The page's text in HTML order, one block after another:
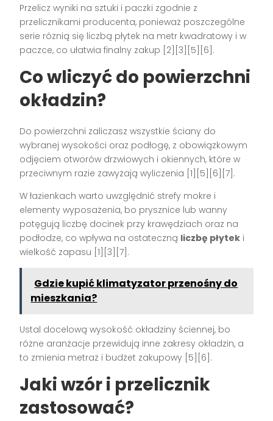
Przelicz wyniki na sztuki i paczki zgodnie z
przelicznikami producenta, ponieważ poszczególne
serie różnią się liczbą płytek na metr kwadratowy i w
paczce, co ułatwia finalny zakup [2][3][5][6].
Co wliczyć do powierzchni
okładzin?
Do powierzchni zaliczasz wszystkie ściany do
wybranej wysokości oraz podłogę, z obowiązkowym
odjęciem otworów drzwiowych i okiennych, które w
przeciwnym razie zawyżają wyliczenia [1][5][6][7].
W łazienkach warto uwzględnić strefy mokre i
elementy wyposażenia, bo prysznice lub wanny
potęgują liczbę docinek przy krawędziach oraz na
podłodze, co wpływa na ostateczną liczbę płytek i
wielkość zapasu [1][3][7].
Gdzie kupić klimatyzator przenośny do
mieszkania?
Ustal docelową wysokość okładziny ściennej, bo
różne aranżacje przewidują inne zakresy okładzin, a
to zmienia metraż i budżet zakupowy [5][6].
Jaki wzór i przelicznik
zastosować?